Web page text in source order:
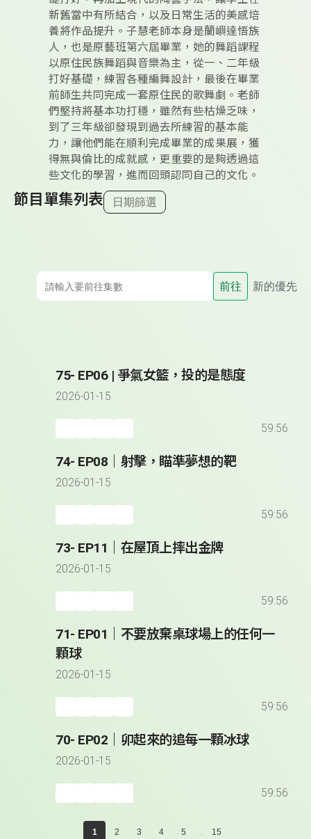
新舊當中有所結合，以及日常生活的美感培
養將作品提升。子慧老師本身是蘭嶼達悟族
人，也是原藝班第六屆畢業，她的舞蹈課程
以原住民族舞蹈與音樂為主，從一、二年級
打好基礎，練習各種編舞設計，最後在畢業
前師生共同完成一套原住民的歌舞劇。老師
們堅持將基本功打穩，雖然有些枯燥乏味，
到了三年級卻發現到過去所練習的基本能
力，讓他們能在順利完成畢業的成果展，獲
得無與倫比的成就感，更重要的是夠透過這
些文化的學習，進而回頭認同自己的文化。
節目單集列表 日期篩選
前往 新的優先
75- EP06 | 爭氣女籃，投的是態度
2026-01-15
59:56
74- EP08｜射擊，瞄準夢想的靶
2026-01-15
59:56
73- EP11｜在屋頂上摔出金牌
2026-01-15
59:56
71- EP01｜不要放棄桌球場上的任何一
顆球
2026-01-15
59:56
70- EP02｜卯起來的追每一顆冰球
2026-01-15
59:56
1 2 3 4 5 ... 15